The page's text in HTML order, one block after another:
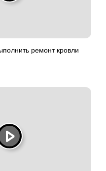
ремонт кровли